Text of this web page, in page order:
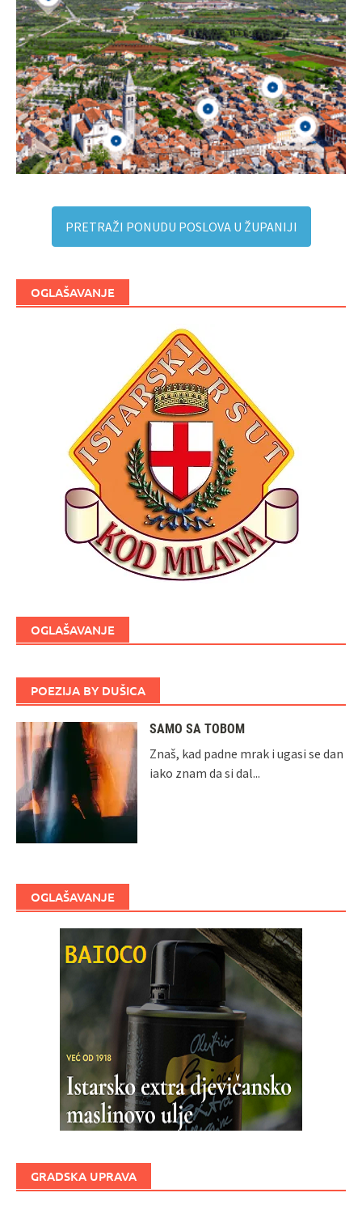
PRETRAŽI PONUDU POSLOVA U ŽUPANIJI
OGLAŠAVANJE
OGLAŠAVANJE
POEZIJA BY DUŠICA
SAMO SA TOBOM
Znaš, kad padne mrak i ugasi se dan
iako znam da si dal...
OGLAŠAVANJE
GRADSKA UPRAVA